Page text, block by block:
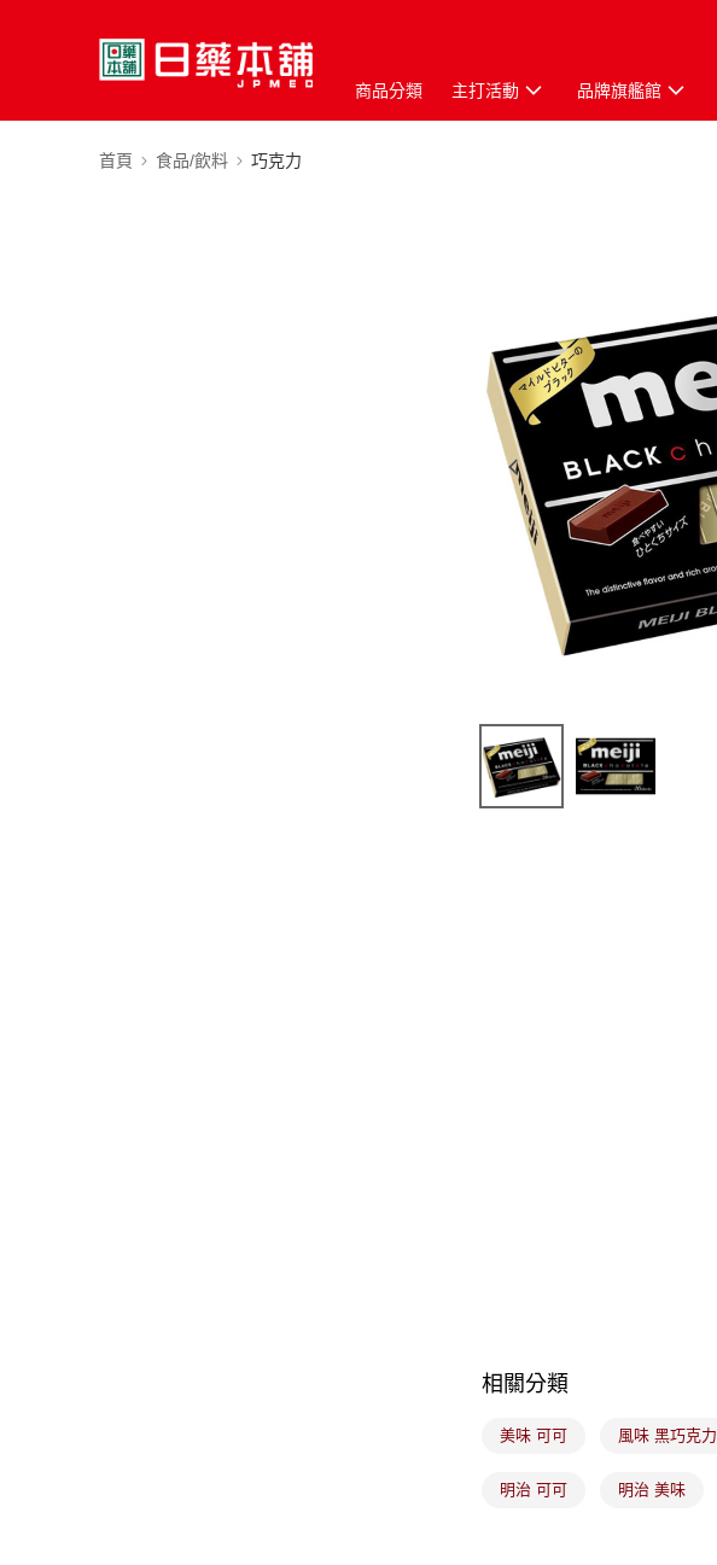
商品分類 主打活動 品牌旗艦館
首頁 食品/飲料 巧克力
相關分類
美味 可可 風味 黑巧克力
明治 可可 明治 美味